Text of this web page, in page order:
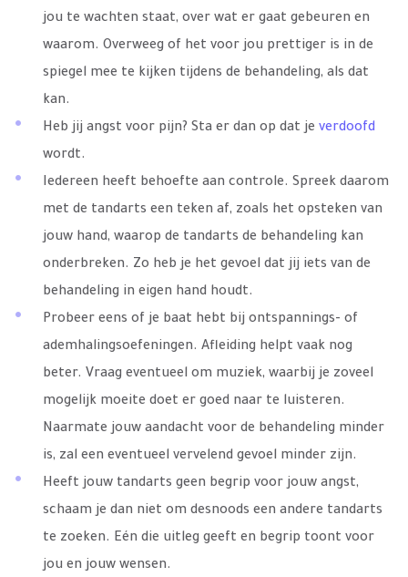
jou te wachten staat, over wat er gaat gebeuren en
waarom. Overweeg of het voor jou prettiger is in de
spiegel mee te kijken tijdens de behandeling, als dat
kan.
Heb jij angst voor pijn? Sta er dan op dat je verdoofd
wordt.
Iedereen heeft behoefte aan controle. Spreek daarom
met de tandarts een teken af, zoals het opsteken van
jouw hand, waarop de tandarts de behandeling kan
onderbreken. Zo heb je het gevoel dat jij iets van de
behandeling in eigen hand houdt.
Probeer eens of je baat hebt bij ontspannings- of
ademhalingsoefeningen. Afleiding helpt vaak nog
beter. Vraag eventueel om muziek, waarbij je zoveel
mogelijk moeite doet er goed naar te luisteren.
Naarmate jouw aandacht voor de behandeling minder
is, zal een eventueel vervelend gevoel minder zijn.
Heeft jouw tandarts geen begrip voor jouw angst,
schaam je dan niet om desnoods een andere tandarts
te zoeken. Eén die uitleg geeft en begrip toont voor
jou en jouw wensen.